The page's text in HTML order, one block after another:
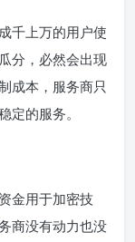
千上万的用户使
分，必然会出现
成本，服务商只
定的服务。
金用于加密技
商没有动力也没